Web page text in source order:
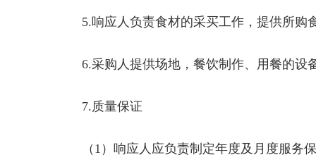
5.响应人负责食材的采买工作，提供所购
6.采购人提供场地，餐饮制作、用餐的设
7.质量保证
（1）响应人应负责制定年度及月度服务保